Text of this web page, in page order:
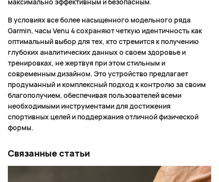
В условиях все более насыщенного модельного ряда
Garmin, часы Venu 4 сохраняют четкую идентичность как
оптимальный выбор для тех, кто стремится к получению
глубоких аналитических данных о своем здоровье и
тренировках, не жертвуя при этом стильным и
современным дизайном. Это устройство предлагает
продуманный и комплексный подход к контролю за своим
благополучием, обеспечивая пользователей всеми
необходимыми инструментами для достижения
спортивных целей и поддержания отличной физической
формы.
Связанные статьи